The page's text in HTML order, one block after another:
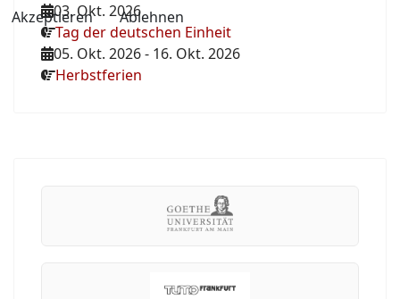
03. Okt. 2026
Tag der deutschen Einheit
05. Okt. 2026- 16. Okt. 2026
Herbstferien
Akzeptieren
Ablehnen